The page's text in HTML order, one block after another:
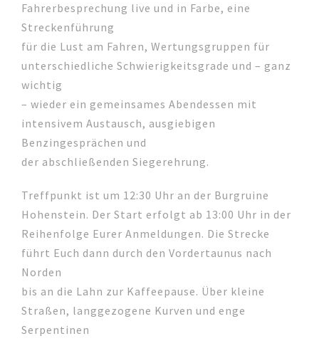
Fahrerbesprechung live und in Farbe, eine
Streckenführung
für die Lust am Fahren, Wertungsgruppen für
unterschiedliche Schwierigkeitsgrade und – ganz
wichtig
– wieder ein gemeinsames Abendessen mit
intensivem Austausch, ausgiebigen
Benzingesprächen und
der abschließenden Siegerehrung.
Treffpunkt ist um 12:30 Uhr an der Burgruine
Hohenstein. Der Start erfolgt ab 13:00 Uhr in der
Reihenfolge Eurer Anmeldungen. Die Strecke
führt Euch dann durch den Vordertaunus nach
Norden
bis an die Lahn zur Kaffeepause. Über kleine
Straßen, langgezogene Kurven und enge
Serpentinen